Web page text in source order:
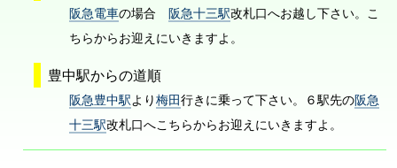
阪急電車の場合 阪急十三駅改札口へお越し下さい。こ
ちらからお迎えにいきますよ。
豊中駅からの道順
阪急豊中駅より梅田行きに乗って下さい。６駅先の阪急
十三駅改札口へこちらからお迎えにいきますよ。